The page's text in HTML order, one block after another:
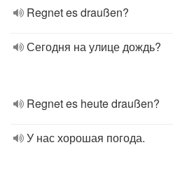
Regnet es draußen?
Сегодня на улице дождь?
Regnet es heute draußen?
У нас хорошая погода.